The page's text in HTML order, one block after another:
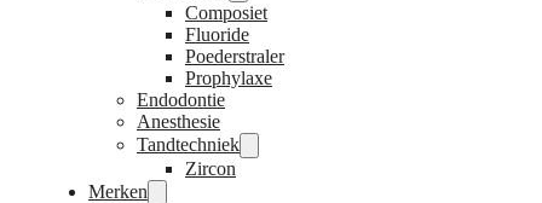
Composiet
Fluoride
Poederstraler
Prophylaxe
Endodontie
Anesthesie
Tandtechniek
Zircon
Merken